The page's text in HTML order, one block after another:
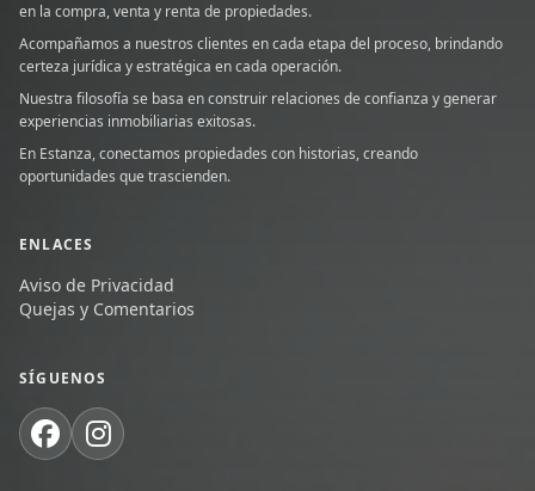
en la compra, venta y renta de propiedades.
Acompañamos a nuestros clientes en cada etapa del proceso, brindando
certeza jurídica y estratégica en cada operación.
Nuestra filosofía se basa en construir relaciones de confianza y generar
experiencias inmobiliarias exitosas.
En Estanza, conectamos propiedades con historias, creando
oportunidades que trascienden.
ENLACES
Aviso de Privacidad
Quejas y Comentarios
SÍGUENOS